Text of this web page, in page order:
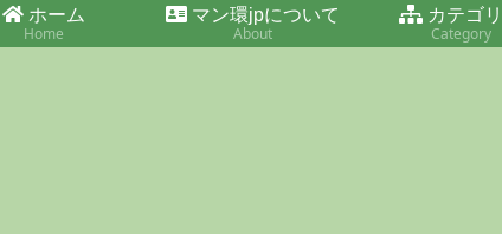
ホーム
Home
マン環jpについて
About
カテゴ
Category